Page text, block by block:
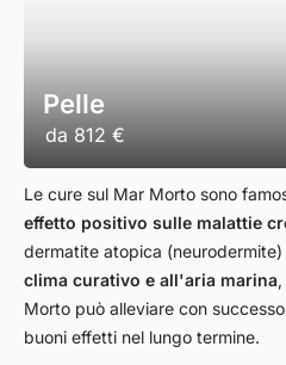
Pelle
da 812 €
Le cure sul Mar Morto sono
effetto positivo sulle malattie
dermatite atopica (neurodermite)
clima curativo e all'aria marina
Morto può alleviare con
buoni effetti nel lungo termine.